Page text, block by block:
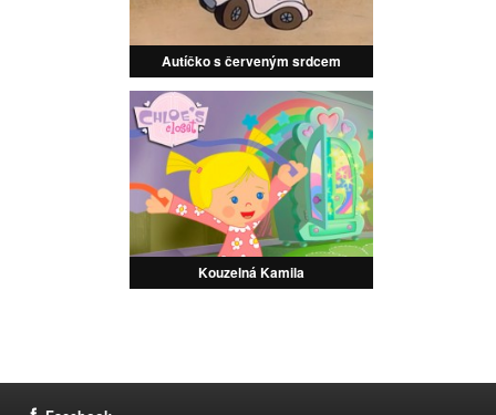
Autíčko s červeným srdcem
Kouzelná Kamila